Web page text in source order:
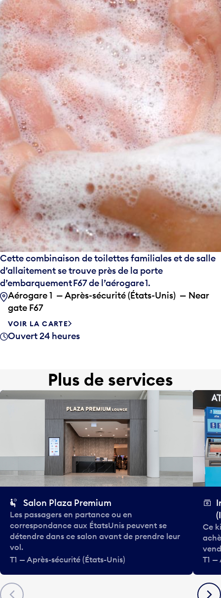
Cette combinaison de toilettes familiales et de salle
d’allaitement se trouve près de la porte
d’embarquement F67 de l’aérogare 1.
Aérogare 1 — Après-sécurité (États-Unis) — Near
gate F67
VOIR LA CARTE
Ouvert 24 heures
Plus de services
Précédent
Salon Plaza Premium
Les passagers en partance ou en
correspondance aux États­Unis peuvent se
détendre dans ce salon avant de prendre leur
vol.
T1 — Après-sécurité (États-Unis)
Ce
T1 —